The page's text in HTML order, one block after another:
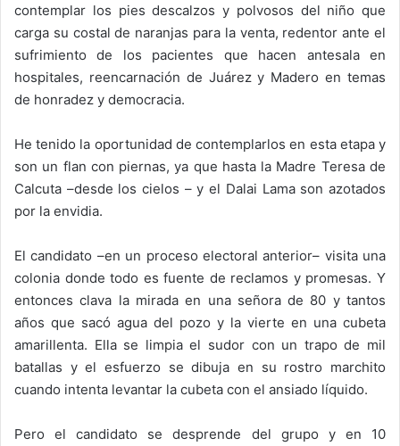
contemplar los pies descalzos y polvosos del niño que
carga su costal de naranjas para la venta, redentor ante el
sufrimiento de los pacientes que hacen antesala en
hospitales, reencarnación de Juárez y Madero en temas
de honradez y democracia.
He tenido la oportunidad de contemplarlos en esta etapa y
son un flan con piernas, ya que hasta la Madre Teresa de
Calcuta –desde los cielos – y el Dalai Lama son azotados
por la envidia.
El candidato –en un proceso electoral anterior– visita una
colonia donde todo es fuente de reclamos y promesas. Y
entonces clava la mirada en una señora de 80 y tantos
años que sacó agua del pozo y la vierte en una cubeta
amarillenta. Ella se limpia el sudor con un trapo de mil
batallas y el esfuerzo se dibuja en su rostro marchito
cuando intenta levantar la cubeta con el ansiado líquido.
Pero el candidato se desprende del grupo y en 10